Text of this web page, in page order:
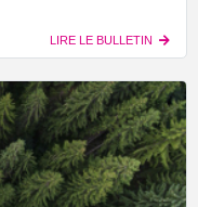
LIRE LE BULLETIN